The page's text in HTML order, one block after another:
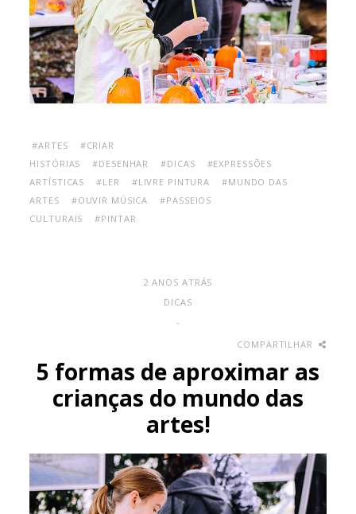
#ARTES
#CRIAR
HISTÓRIAS
#DESENHAR #DICAS
#EXPRESSÕES
ARTÍSTICAS
#LER #LIVRE PINTURA
#MUNDO DAS
ARTES
#OUVIR MÚSICA
#PASSEIOS
CULTURAIS
#PINTAR
2 ANOS ATRÁS
DICAS
-
COMPARTILHAR
5 formas de aproximar as
crianças do mundo das
artes!